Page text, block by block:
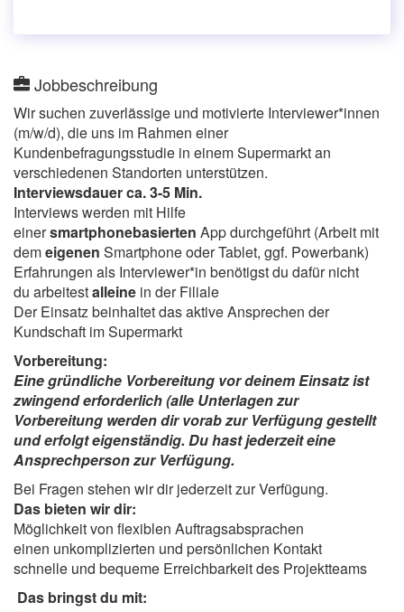
Jobbeschreibung
Wir suchen zuverlässige und motivierte Interviewer*innen
(m/w/d), die uns im Rahmen einer
Kundenbefragungsstudie in einem Supermarkt an
verschiedenen Standorten unterstützen.
Interviewsdauer ca. 3-5 Min.
Interviews werden mit Hilfe
einersmartphonebasierten App durchgeführt (Arbeit mit
demeigenen Smartphone oder Tablet, ggf. Powerbank)
Erfahrungen als Interviewer*in benötigst du dafür nicht
du arbeitestalleine in der Filiale
Der Einsatz beinhaltet das aktive Ansprechen der
Kundschaft im Supermarkt
Vorbereitung:
Eine gründliche Vorbereitung vor deinem Einsatz ist
zwingend erforderlich (alle Unterlagen zur
Vorbereitung werden dir vorab zur Verfügung gestellt
und erfolgt eigenständig. Du hast jederzeit eine
Ansprechperson zur Verfügung.
Bei Fragen stehen wir dir jederzeit zur Verfügung.
Das bieten wir dir:
Möglichkeit von flexiblen Auftragsabsprachen
einen unkomplizierten und persönlichen Kontakt
schnelle und bequeme Erreichbarkeit des Projektteams
Das bringst du mit: